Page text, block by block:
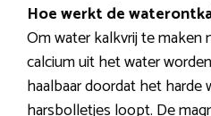
Hoe werkt de
Om water kalkvrij te
calcium uit het water
haalbaar doordat het